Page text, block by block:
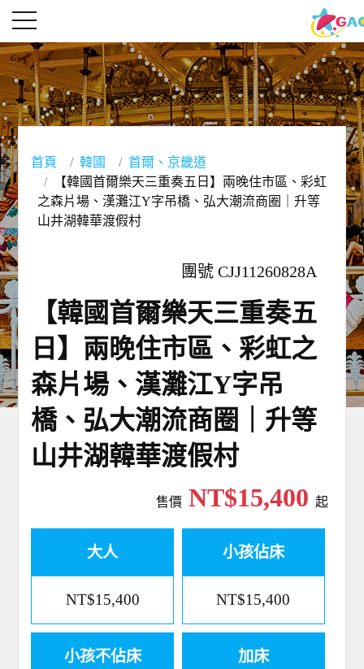
首頁 韓國
首爾、京畿道
【韓國首爾樂天三重奏五日】兩晚住市區、彩虹
之森片場、漢灘江Y字吊橋、弘大潮流商圈｜升等
山井湖韓華渡假村
團號 CJJ11260828A
【韓國首爾樂天三重奏五
日】兩晚住市區、彩虹之
森片場、漢灘江Y字吊
橋、弘大潮流商圈｜升等
山井湖韓華渡假村
售價NT$15,400 起
大人
NT$15,400
小孩佔床
NT$15,400
小孩不佔床 加床